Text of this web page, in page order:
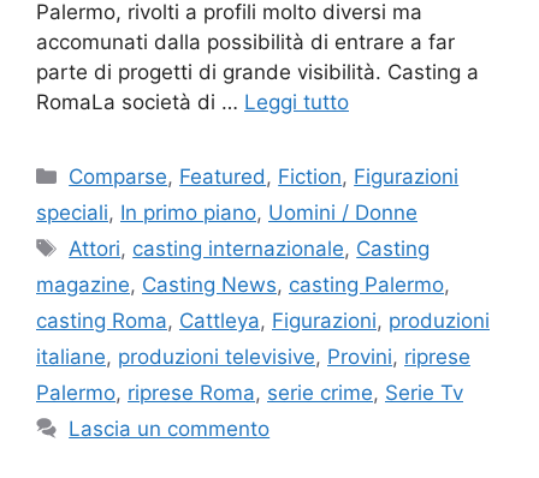
Palermo, rivolti a profili molto diversi ma
accomunati dalla possibilità di entrare a far
parte di progetti di grande visibilità. Casting a
RomaLa società di … Leggi tutto
Categorie
Comparse, Featured, Fiction, Figurazioni
speciali, In primo piano, Uomini / Donne
Tag
Attori, casting internazionale, Casting
magazine, Casting News, casting Palermo,
casting Roma, Cattleya, Figurazioni, produzioni
italiane, produzioni televisive, Provini, riprese
Palermo, riprese Roma, serie crime, Serie Tv
Lascia un commento